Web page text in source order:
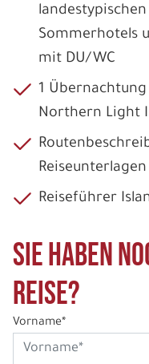
Sommerhotels
mit DU/WC
1
Northern Light
Reiseunterlagen
Reiseführer
Sie haben
Reise?
Vorname*